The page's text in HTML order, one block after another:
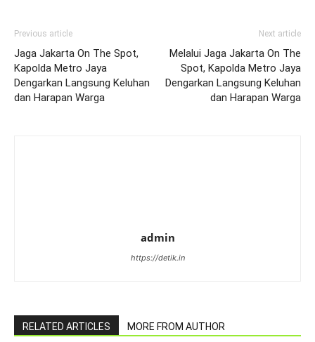
Previous article
Jaga Jakarta On The Spot,
Kapolda Metro Jaya
Dengarkan Langsung Keluhan
dan Harapan Warga
Next article
Melalui Jaga Jakarta On The
Spot, Kapolda Metro Jaya
Dengarkan Langsung Keluhan
dan Harapan Warga
admin
https://detik.in
RELATED ARTICLES MORE FROM AUTHOR